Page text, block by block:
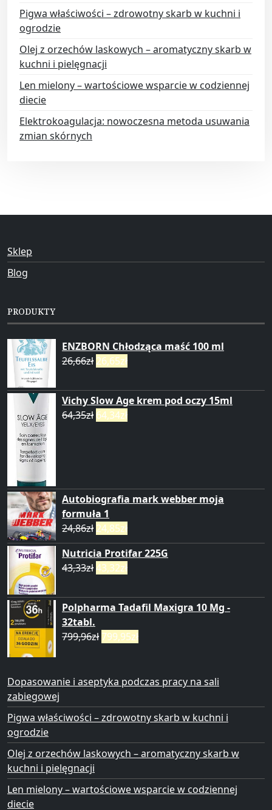
Pigwa właściwości – zdrowotny skarb w kuchni i
ogrodzie
Olej z orzechów laskowych – aromatyczny skarb w
kuchni i pielęgnacji
Len mielony – wartościowe wsparcie w codziennej
diecie
Elektrokoagulacja: nowoczesna metoda usuwania
zmian skórnych
Sklep
Blog
PRODUKTY
ENZBORN Chłodząca maść 100 ml
26,66zł 26,65zł
Vichy Slow Age krem pod oczy 15ml
64,35zł 64,34zł
Autobiografia mark webber moja
formuła 1
24,86zł 24,85zł
Nutricia Protifar 225G
43,33zł43,32zł
Polpharma Tadafil Maxigra 10 Mg -
32tabl.
799,96zł 799,95zł
Dopasowanie i aseptyka podczas pracy na sali
zabiegowej
Pigwa właściwości – zdrowotny skarb w kuchni i
ogrodzie
Olej z orzechów laskowych – aromatyczny skarb w
kuchni i pielęgnacji
Len mielony – wartościowe wsparcie w codziennej
diecie